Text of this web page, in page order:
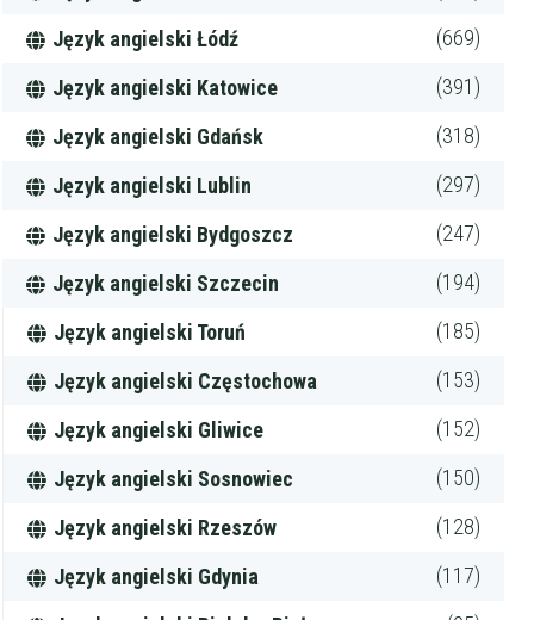
Język angielski Łódź (669)
Język angielski Katowice (391)
Język angielski Gdańsk (318)
Język angielski Lublin (297)
Język angielski Bydgoszcz (247)
Język angielski Szczecin (194)
Język angielski Toruń (185)
Język angielski Częstochowa (153)
Język angielski Gliwice (152)
Język angielski Sosnowiec (150)
Język angielski Rzeszów (128)
Język angielski Gdynia (117)